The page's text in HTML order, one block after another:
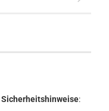
Sicherheitshinweise: